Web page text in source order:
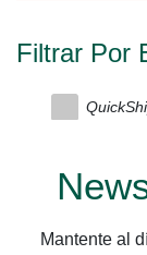
Filtrar Por
Mantente al